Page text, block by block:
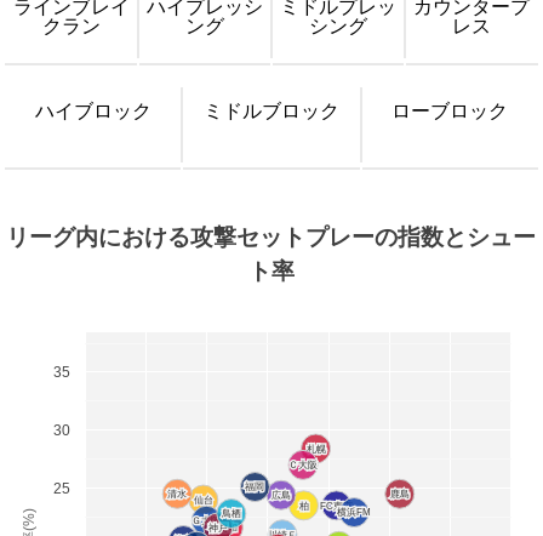
ラインブレイ
クラン
ハイプレッシ
ング
ミドルプレッ
シング
カウンタープ
レス
ハイブロック ミドルブロック ローブロック
リーグ内における攻撃セットプレーの指数とシュー
ト率
札幌
札幌
仙台
仙台
鹿島
鹿島
浦和
浦和
柏
柏 FC東京
FC東京
横浜FM
横浜FM
清水
清水
Ｇ大阪
Ｇ大阪
Ｃ大阪
Ｃ大阪
神戸
神戸
広島
広島
福岡
福岡
鳥栖
鳥栖
25
30
35